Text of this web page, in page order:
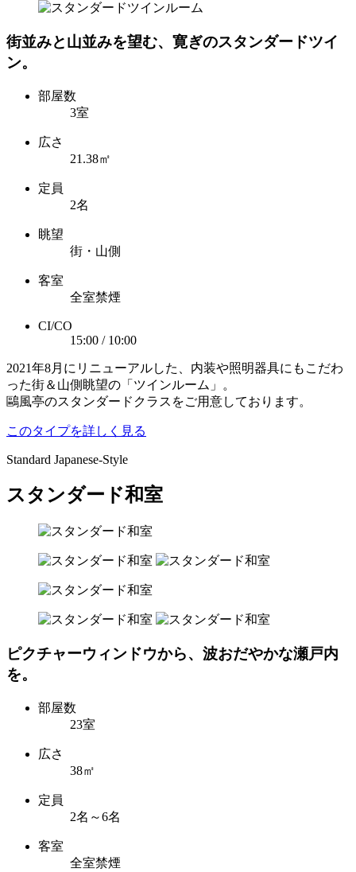
街並みと山並みを望む、寛ぎのスタンダードツイ
ン。
部屋数
3室
広さ
21.38㎡
定員
2名
眺望
街・山側
客室
全室禁煙
CI/CO
15:00 / 10:00
2021年8月にリニューアルした、内装や照明器具にもこだわ
った街＆山側眺望の「ツインルーム」。
鷗風亭のスタンダードクラスをご用意しております。
このタイプを詳しく見る
Standard Japanese-Style
スタンダード和室
ピクチャーウィンドウから、波おだやかな瀬戸内
を。
部屋数
23室
広さ
38㎡
定員
2名～6名
客室
全室禁煙